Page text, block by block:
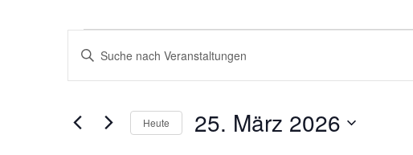
Veranstaltungen
für
25.
März
2026
Veranstaltungen
Suche
und
Navigation
Bitte
Schlüsselwort
eingeben.
nach
Veranstaltungen
Heute 25. März 2026